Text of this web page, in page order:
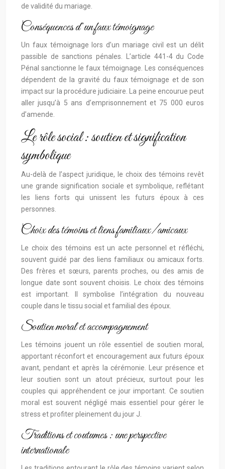
de validité du mariage.
Conséquences d’un faux témoignage
Un faux témoignage lors d’un mariage civil est un délit
passible de sanctions pénales. L’article 441-4 du Code
Pénal sanctionne le faux témoignage. Les conséquences
dépendent de la gravité du faux témoignage et de son
impact sur la procédure judiciaire. La peine encourue peut
aller jusqu’à 5 ans d’emprisonnement et 75 000 euros
d’amende.
Le rôle social : soutien et signification
symbolique
Au-delà de l’aspect juridique, le choix des témoins revêt
une grande signification sociale et symbolique, reflétant
les liens forts qui unissent les futurs époux à ces
personnes.
Choix des témoins et liens familiaux/amicaux
Le choix des témoins est un acte personnel et réfléchi,
souvent guidé par des liens familiaux ou amicaux forts.
Des frères et sœurs, parents proches, ou des amis de
longue date sont souvent choisis. Le choix des témoins
est important. Il symbolise l’intégration du nouveau
couple dans le tissu social et familial des époux.
Soutien moral et accompagnement
Les témoins jouent un rôle essentiel de soutien moral,
apportant réconfort et encouragement aux futurs époux
avant, pendant et après la cérémonie. Leur présence et
leur soutien sont un atout précieux, surtout pour les
couples qui appréhendent ce jour important. Ce soutien
moral est souvent négligé mais essentiel pour gérer le
stress et profiter pleinement du jour J.
Traditions et coutumes : une perspective
internationale